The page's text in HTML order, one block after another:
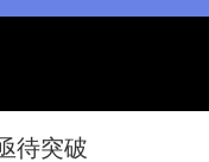
待突破